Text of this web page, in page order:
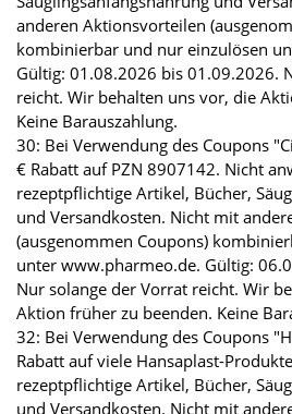
anderen Aktionsvorteilen
kombinierbar und nur einzulösen
Gültig: 01.08.2026 bis 01.09.2026.
reicht. Wir behalten uns vor, die
Keine Barauszahlung.
30: Bei Verwendung des Coupons
€ Rabatt auf PZN 8907142. Nicht
rezeptpflichtige Artikel, Bücher,
und Versandkosten. Nicht mit
(ausgenommen Coupons)
unter www.pharmeo.de. Gültig:
Nur solange der Vorrat reicht. Wir
Aktion früher zu beenden. Keine
32: Bei Verwendung des Coupons
Rabatt auf viele Hansaplast-
rezeptpflichtige Artikel, Bücher,
und Versandkosten. Nicht mit